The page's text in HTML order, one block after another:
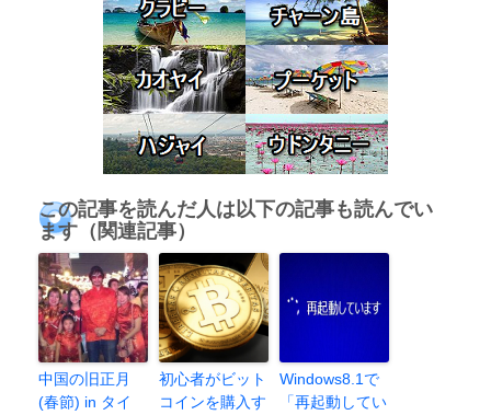
この記事を読んだ人は以下の記事も読んでい
ます（関連記事）
中国の旧正月
(春節) in タイ
初心者がビット
コインを購入す
Windows8.1で
「再起動してい